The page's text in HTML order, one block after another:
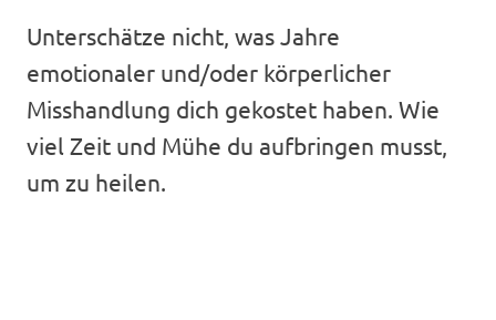
Unterschätze nicht, was Jahre
emotionaler und/oder körperlicher
Misshandlung dich gekostet haben. Wie
viel Zeit und Mühe du aufbringen musst,
um zu heilen.